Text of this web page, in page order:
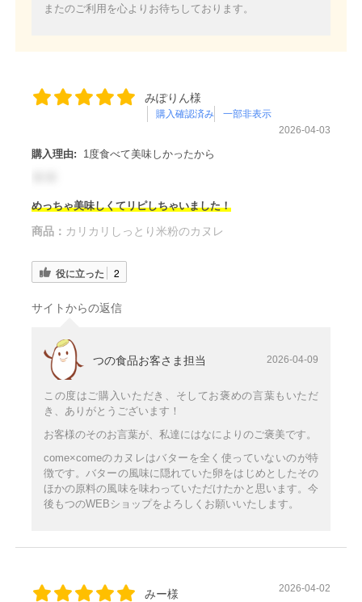
またのご利用を心よりお待ちしております。
みぽりん様
購入確認済み
一部非表示
2026-04-03
購入理由: 1度食べて美味しかったから
めっちゃ美味しくてリピしちゃいました！
商品： カリカリしっとり米粉のカヌレ
役に立った 2
サイトからの返信
つの食品お客さま担当 2026-04-09
この度はご購入いただき、そしてお褒めの言葉もいただ
き、ありがとうございます！
お客様のそのお言葉が、私達にはなによりのご褒美です。
come×comeのカヌレはバターを全く使っていないのが特
徴です。バターの風味に隠れていた卵をはじめとしたその
ほかの原料の風味を味わっていただけたかと思います。今
後もつのWEBショップをよろしくお願いいたします。
みー様 2026-04-02